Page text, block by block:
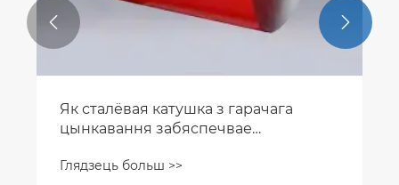
Як сталёвая катушка з гарачага
цынкавання забяспечвае
карозіі?
Глядзець больш >>
 